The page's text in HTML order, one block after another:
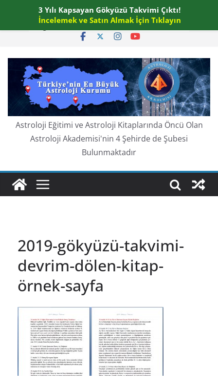
content
Cuma, Ağustos 7, 2026
Astroloji Eğitimi ve Astroloji Kitaplarında Öncü Olan
Astroloji Akademisi'nin 4 Şehirde de Şubesi
Bulunmaktadır
2019-gökyüzü-takvimi-
devrim-dölen-kitap-
örnek-sayfa
3 Yılı Kapsayan Gökyüzü Takvimi Çıktı!
İncelemek ve Satın Almak İçin Tıklayın